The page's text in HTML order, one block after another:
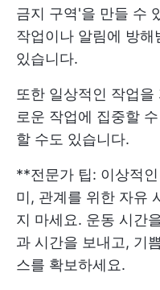
금지 구역'을 만들 수
작업이나 알림에 방
있습니다.
또한 일상적인 작업
로운 작업에 집중할
할 수도 있습니다.
**전문가 팁: 이상적
미, 관계를 위한 자유
지 마세요. 운동 시간
과 시간을 보내고, 기
스를 확보하세요.